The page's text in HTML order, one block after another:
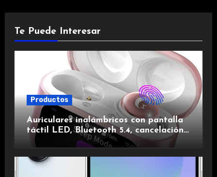
Te Puede Interesar
Productos
Auriculares inalámbricos con pantalla
táctil LED, Bluetooth 5.4, cancelación
de ruido, impermeables y de larga